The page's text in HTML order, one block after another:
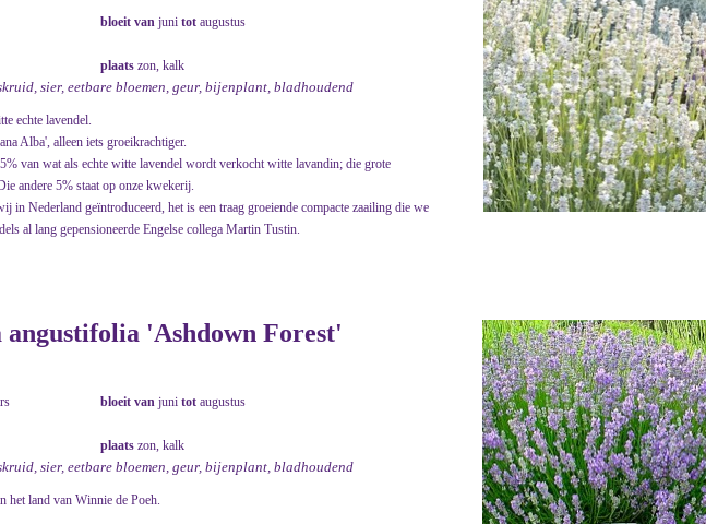
bloeit van juni tot augustus
plaats zon, kalk
sier, eetbare bloemen, geur, bijenplant, bladhoudend
echte lavendel.
Alba', alleen iets groeikrachtiger.
van wat als echte witte lavendel wordt verkocht witte lavandin; die grote
andere 5% staat op onze kwekerij.
in Nederland geïntroduceerd, het is een traag groeiende compacte zaailing die we
al lang gepensioneerde Engelse collega Martin Tustin.
angustifolia 'Ashdown Forest'
bloeit van juni tot augustus
plaats zon, kalk
sier, eetbare bloemen, geur, bijenplant, bladhoudend
het land van Winnie de Poeh.